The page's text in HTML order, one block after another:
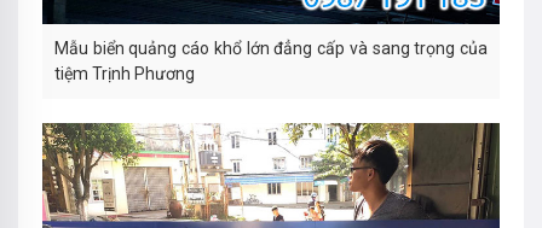
Mẫu biển quảng cáo khổ lớn đẳng cấp và sang trọng của
tiệm Trịnh Phương